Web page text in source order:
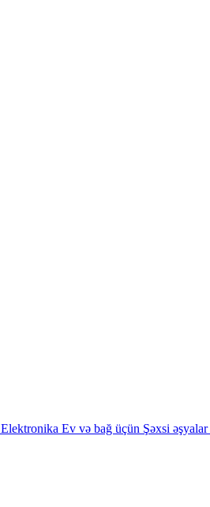
Elektronika Ev və bağ üçün Şəxsi əşyalar